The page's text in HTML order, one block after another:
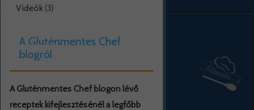
Videók(3)
A Gluténmentes Chef
blogról
A Gluténmentes Chef blogon lévő
receptek kifejlesztésénél a legfőbb